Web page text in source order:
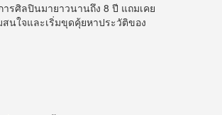
รศิลปินมายาวนานถึง 8 ปี แถมเคย
นใจและเริ่มขุดคุ้ยหาประวัติของ